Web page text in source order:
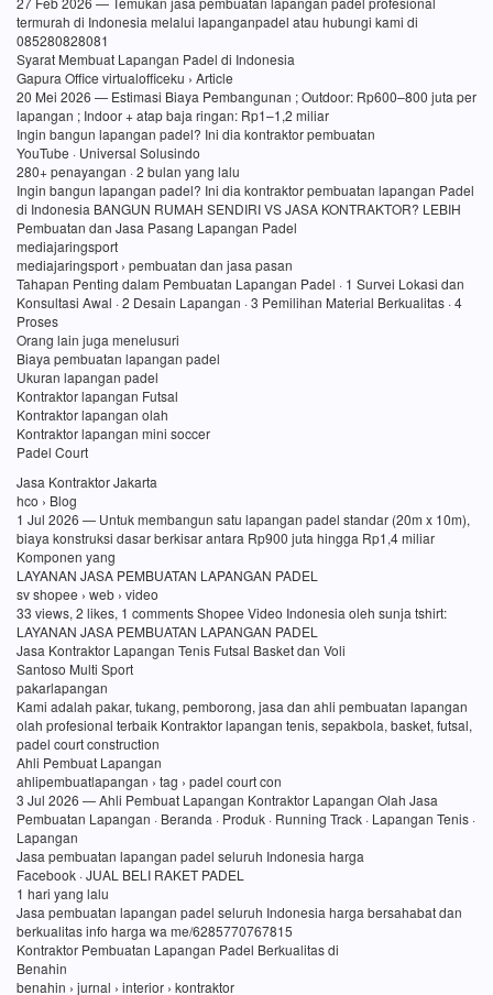
termurah di Indonesia melalui lapanganpadel atau hubungi kami di
085280828081
Syarat Membuat Lapangan Padel di Indonesia
Gapura Office virtualofficeku › Article
20 Mei 2026 — Estimasi Biaya Pembangunan ; Outdoor: Rp600–800 juta per
lapangan ; Indoor + atap baja ringan: Rp1–1,2 miliar
Ingin bangun lapangan padel? Ini dia kontraktor pembuatan
YouTube · Universal Solusindo
280+ penayangan · 2 bulan yang lalu
Ingin bangun lapangan padel? Ini dia kontraktor pembuatan lapangan Padel
di Indonesia BANGUN RUMAH SENDIRI VS JASA KONTRAKTOR? LEBIH
Pembuatan dan Jasa Pasang Lapangan Padel
mediajaringsport
mediajaringsport › pembuatan dan jasa pasan
Tahapan Penting dalam Pembuatan Lapangan Padel · 1 Survei Lokasi dan
Konsultasi Awal · 2 Desain Lapangan · 3 Pemilihan Material Berkualitas · 4
Proses
Orang lain juga menelusuri
Biaya pembuatan lapangan padel
Ukuran lapangan padel
Kontraktor lapangan Futsal
Kontraktor lapangan olah
Kontraktor lapangan mini soccer
Padel Court
Jasa Kontraktor Jakarta
hco › Blog
1 Jul 2026 — Untuk membangun satu lapangan padel standar (20m x 10m),
biaya konstruksi dasar berkisar antara Rp900 juta hingga Rp1,4 miliar
Komponen yang
LAYANAN JASA PEMBUATAN LAPANGAN PADEL
sv shopee › web › video
33 views, 2 likes, 1 comments Shopee Video Indonesia oleh sunja tshirt:
LAYANAN JASA PEMBUATAN LAPANGAN PADEL
Jasa Kontraktor Lapangan Tenis Futsal Basket dan Voli
Santoso Multi Sport
pakarlapangan
Kami adalah pakar, tukang, pemborong, jasa dan ahli pembuatan lapangan
olah profesional terbaik Kontraktor lapangan tenis, sepakbola, basket, futsal,
padel court construction
Ahli Pembuat Lapangan
ahlipembuatlapangan › tag › padel court con
3 Jul 2026 — Ahli Pembuat Lapangan Kontraktor Lapangan Olah Jasa
Pembuatan Lapangan · Beranda · Produk · Running Track · Lapangan Tenis ·
Lapangan
Jasa pembuatan lapangan padel seluruh Indonesia harga
Facebook · JUAL BELI RAKET PADEL
1 hari yang lalu
Jasa pembuatan lapangan padel seluruh Indonesia harga bersahabat dan
berkualitas info harga wa me/6285770767815
Kontraktor Pembuatan Lapangan Padel Berkualitas di
Benahin
benahin › jurnal › interior › kontraktor